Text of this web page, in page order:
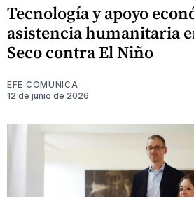
Tecnología y apoyo
asistencia humanitaria
Seco contra El Niño
EFE COMUNICA
12 de junio de 2026